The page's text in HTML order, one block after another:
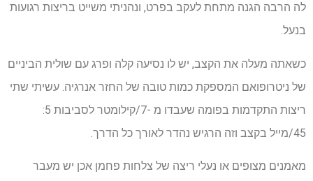
לה הרבה הגנה מתחת לעקב בפרט, ונהניתי משייט בריצות רגועות
בנעל.
כשאתה מעלה את הקצב, יש לו נסיעה קלה ופרג עם שולית הביניים
של ניטרופואם המספקת כמות טובה של החזר אנרגיה. עשיתי שתי
ריצות התקדמות בפומה שעבדו מ -7/קילומטר לסביבות 5:
45/מייל בקצב וזה הרגיש נהדר לאורך כל הדרך.
מאמנים מצופים או נעלי ריצה של צלחות פחמן אכן יש מעבר